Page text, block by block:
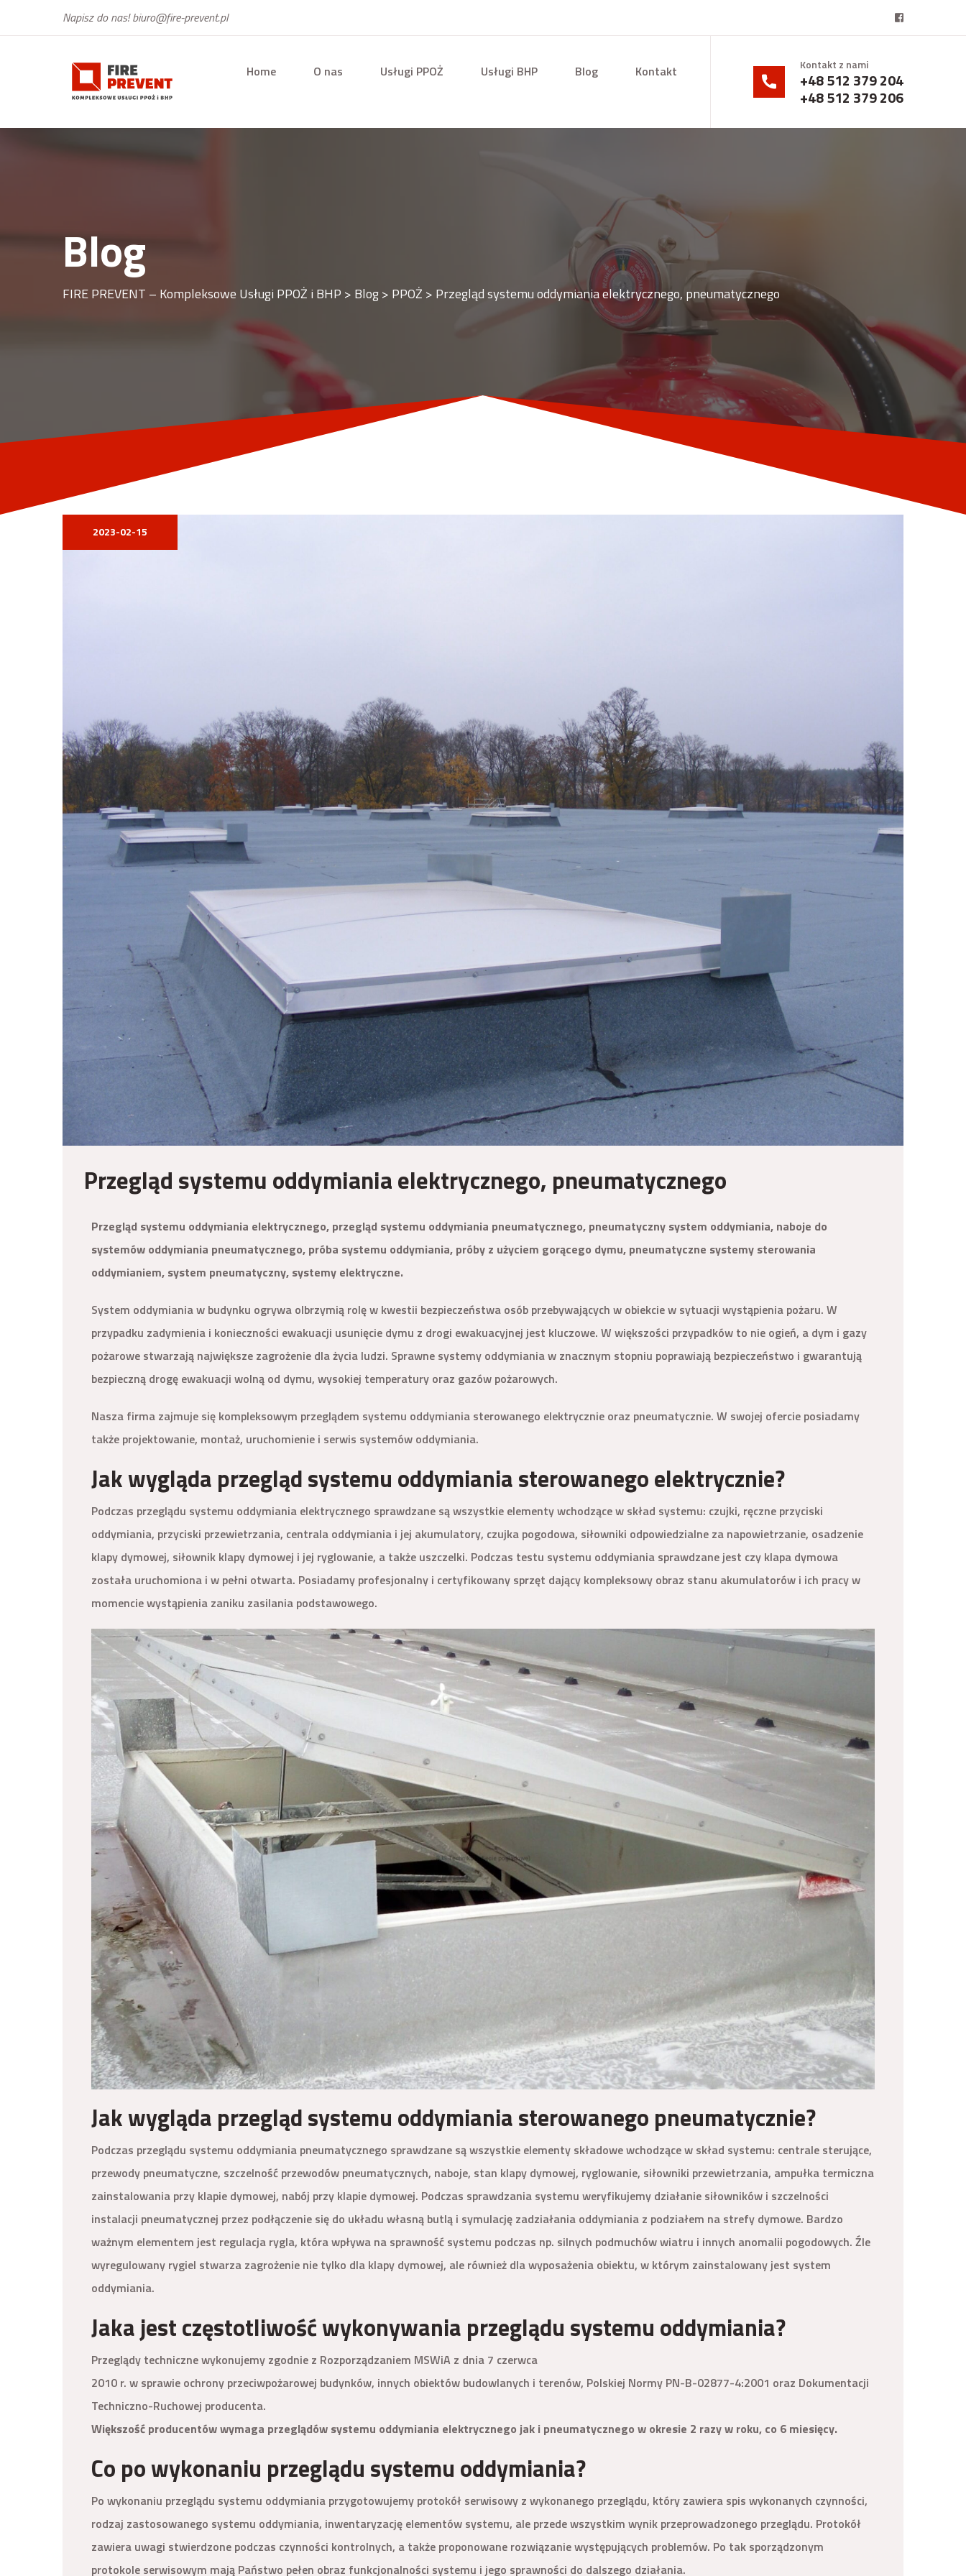
Napisz do nas!biuro@fire-prevent.pl
Home O nas Usługi PPOŻ Usługi BHP Blog Kontakt Kontakt z nami
+48 512 379 204
+48 512 379 206
Blog
FIRE PREVENT – Kompleksowe Usługi PPOŻ i BHP > Blog> PPOŻ > Przegląd systemu oddymiania elektrycznego, pneumatycznego
2023-02-15
Przegląd systemu oddymiania elektrycznego, pneumatycznego
Przegląd systemu oddymiania elektrycznego, przegląd systemu oddymiania pneumatycznego, pneumatyczny system oddymiania, naboje do
systemów oddymiania pneumatycznego, próba systemu oddymiania, próby z użyciem gorącego dymu, pneumatyczne systemy sterowania
oddymianiem, system pneumatyczny, systemy elektryczne.
System oddymiania w budynku ogrywa olbrzymią rolę w kwestii bezpieczeństwa osób przebywających w obiekcie w sytuacji wystąpienia pożaru. W
przypadku zadymienia i konieczności ewakuacji usunięcie dymu z drogi ewakuacyjnej jest kluczowe. W większości przypadków to nie ogień, a dym i gazy
pożarowe stwarzają największe zagrożenie dla życia ludzi. Sprawne systemy oddymiania w znacznym stopniu poprawiają bezpieczeństwo i gwarantują
bezpieczną drogę ewakuacji wolną od dymu, wysokiej temperatury oraz gazów pożarowych.
Nasza firma zajmuje się kompleksowym przeglądem systemu oddymiania sterowanego elektrycznie oraz pneumatycznie. W swojej ofercie posiadamy
także projektowanie, montaż, uruchomienie i serwis systemów oddymiania.
Jak wygląda przegląd systemu oddymiania sterowanego elektrycznie?
Podczas przeglądu systemu oddymiania elektrycznego sprawdzane są wszystkie elementy wchodzące w skład systemu: czujki, ręczne przyciski
oddymiania, przyciski przewietrzania, centrala oddymiania i jej akumulatory, czujka pogodowa, siłowniki odpowiedzialne za napowietrzanie, osadzenie
klapy dymowej, siłownik klapy dymowej i jej ryglowanie, a także uszczelki. Podczas testu systemu oddymiania sprawdzane jest czy klapa dymowa
została uruchomiona i w pełni otwarta. Posiadamy profesjonalny i certyfikowany sprzęt dający kompleksowy obraz stanu akumulatorów i ich pracy w
momencie wystąpienia zaniku zasilania podstawowego.
Jak wygląda przegląd systemu oddymiania sterowanego pneumatycznie?
Podczas przeglądu systemu oddymiania pneumatycznego sprawdzane są wszystkie elementy składowe wchodzące w skład systemu: centrale sterujące,
przewody pneumatyczne, szczelność przewodów pneumatycznych, naboje, stan klapy dymowej, ryglowanie, siłowniki przewietrzania, ampułka termiczna
zainstalowania przy klapie dymowej, nabój przy klapie dymowej. Podczas sprawdzania systemu weryfikujemy działanie siłowników i szczelności
instalacji pneumatycznej przez podłączenie się do układu własną butlą i symulację zadziałania oddymiania z podziałem na strefy dymowe. Bardzo
ważnym elementem jest regulacja rygla, która wpływa na sprawność systemu podczas np. silnych podmuchów wiatru i innych anomalii pogodowych. Źle
wyregulowany rygiel stwarza zagrożenie nie tylko dla klapy dymowej, ale również dla wyposażenia obiektu, w którym zainstalowany jest system
oddymiania.
Jaka jest częstotliwość wykonywania przeglądu systemu oddymiania?
Przeglądy techniczne wykonujemy zgodnie z Rozporządzaniem MSWiA z dnia 7 czerwca
2010 r. w sprawie ochrony przeciwpożarowej budynków, innych obiektów budowlanych i terenów, Polskiej Normy PN-B-02877-4:2001 oraz Dokumentacji
Techniczno-Ruchowej producenta.
Większość producentów wymaga przeglądów systemu oddymiania elektrycznego jak i pneumatycznego w okresie 2 razy w roku, co 6 miesięcy.
Co po wykonaniu przeglądu systemu oddymiania?
Po wykonaniu przeglądu systemu oddymiania przygotowujemy protokół serwisowy z wykonanego przeglądu, który zawiera spis wykonanych czynności,
rodzaj zastosowanego systemu oddymiania, inwentaryzację elementów systemu, ale przede wszystkim wynik przeprowadzonego przeglądu. Protokół
zawiera uwagi stwierdzone podczas czynności kontrolnych, a także proponowane rozwiązanie występujących problemów. Po tak sporządzonym
protokole serwisowym mają Państwo pełen obraz funkcjonalności systemu i jego sprawności do dalszego działania.